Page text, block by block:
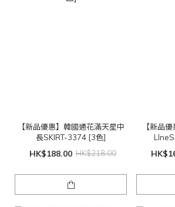
【新品優惠】韓國通花滿天星中
長SKIRT-3374 [3色]
HK$188.00 HK$218.00
【新品